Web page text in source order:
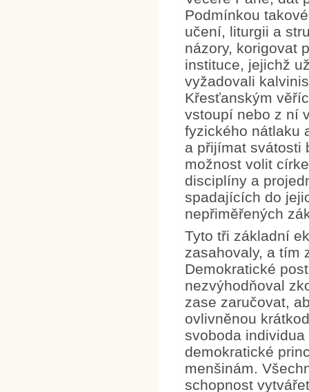
Podmínkou
učení, liturgii a
názory, korigovat
instituce, jejichž
vyžadovali
Křesťanským
vstoupí nebo z ní
fyzického nátlaku
a přijímat svátosti
možnost volit
disciplíny a
spadajících do
nepřiměřených
Tyto tři základní
zasahovaly, a tím
Demokratické
nezvýhodňoval
zase zaručovat,
ovlivněnou
svoboda
demokratické
menšinám.
schopnost